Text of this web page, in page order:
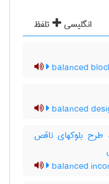
انگلیسی
تلفظ
balanced
balanced
بلوکهای ناقص
balanced